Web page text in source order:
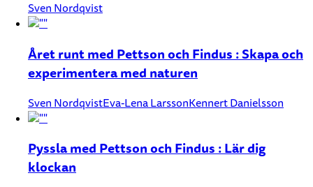
Sven Nordqvist
Året runt med Pettson och Findus : Skapa och
experimentera med naturen
Sven NordqvistEva-Lena LarssonKennert Danielsson
Pyssla med Pettson och Findus : Lär dig
klockan